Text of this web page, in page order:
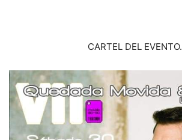
CARTEL DEL EVENTO.